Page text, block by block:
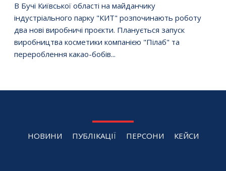
В Бучі Київської області на майданчику
індустріального парку "КИТ" розпочинають роботу
два нові виробничі проєкти. Планується запуск
виробництва косметики компанією "Пілаб" та
перероблення какао-бобів...
НОВИНИ ПУБЛІКАЦІЇ ПЕРСОНИ КЕЙСИ